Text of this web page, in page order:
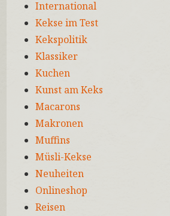
International
Kekse im Test
Kekspolitik
Klassiker
Kuchen
Kunst am Keks
Macarons
Makronen
Muffins
Müsli-Kekse
Neuheiten
Onlineshop
Reisen